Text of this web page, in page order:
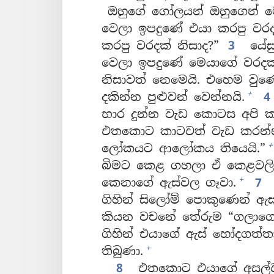
ඔහුගේ ගෝලයන් ඔහුගෙන්
වෙලා ඉපදුණේ එයා කරපු
කරපු වරදක් නිසාද?”
3
වෙලා ඉපදුණේ මෙයාගේ
නිසාවත් නෙමෙයි. එහෙම
දකින්න පුළුවන් වෙන්නයි. +
භාර දුන්න වැඩ කොටස අපි
එතකොට කාටවත් වැඩ
ලෝකයට ආලෝකය තියෙයි.” +
බිමට කෙළ ගහලා ඒ
කෙනාගේ ඇස්වල ගෑවා. + 7
ගිහින් සිලෝම් පොකුණෙන් ඇස්
කියන වචනේ තේරුම
ගිහින් එයාගේ ඇස්
තිබුණා. +
8 එතකොට එයාගේ